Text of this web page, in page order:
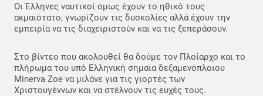
Οι Έλληνες ναυτικοί όμως έχουν το ηθικό τους
ακμαιότατο, γνωρίζουν τις δυσκολίες αλλά έχουν την
εμπειρία να τις διαχειριστούν και να τις ξεπεράσουν.
Στο βίντεο που ακολουθεί θα δούμε τον Πλοίαρχο και το
πλήρωμα του υπό Ελληνική σημαία δεξαμενόπλοιου
Minerva Zoe να μιλάνε για τις γιορτές των
Χριστουγέννων και να στέλνουν τις ευχές τους.